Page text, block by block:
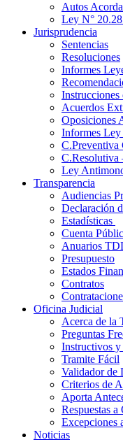
Autos
Ley N°
Jurisprudencia
Sentencias
Resoluciones
Informes
Instrucciones
Acuerdos
Oposiciones
Informes
C.Preventiva
C.Resolutiva
Ley
Transparencia
Audiencias
Declaración
Estadísticas
Cuenta
Anuarios
Presupuesto
Estados
Contratos
Oficina Judicial
Acerca de la
Preguntas
Instructivos y
Tramite Fácil
Validador de
Criterios de
Aporta
Respuestas
Excepciones
Noticias